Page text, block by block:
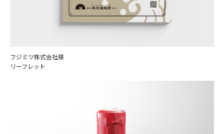
フジミツ株式会社様
リーフレット